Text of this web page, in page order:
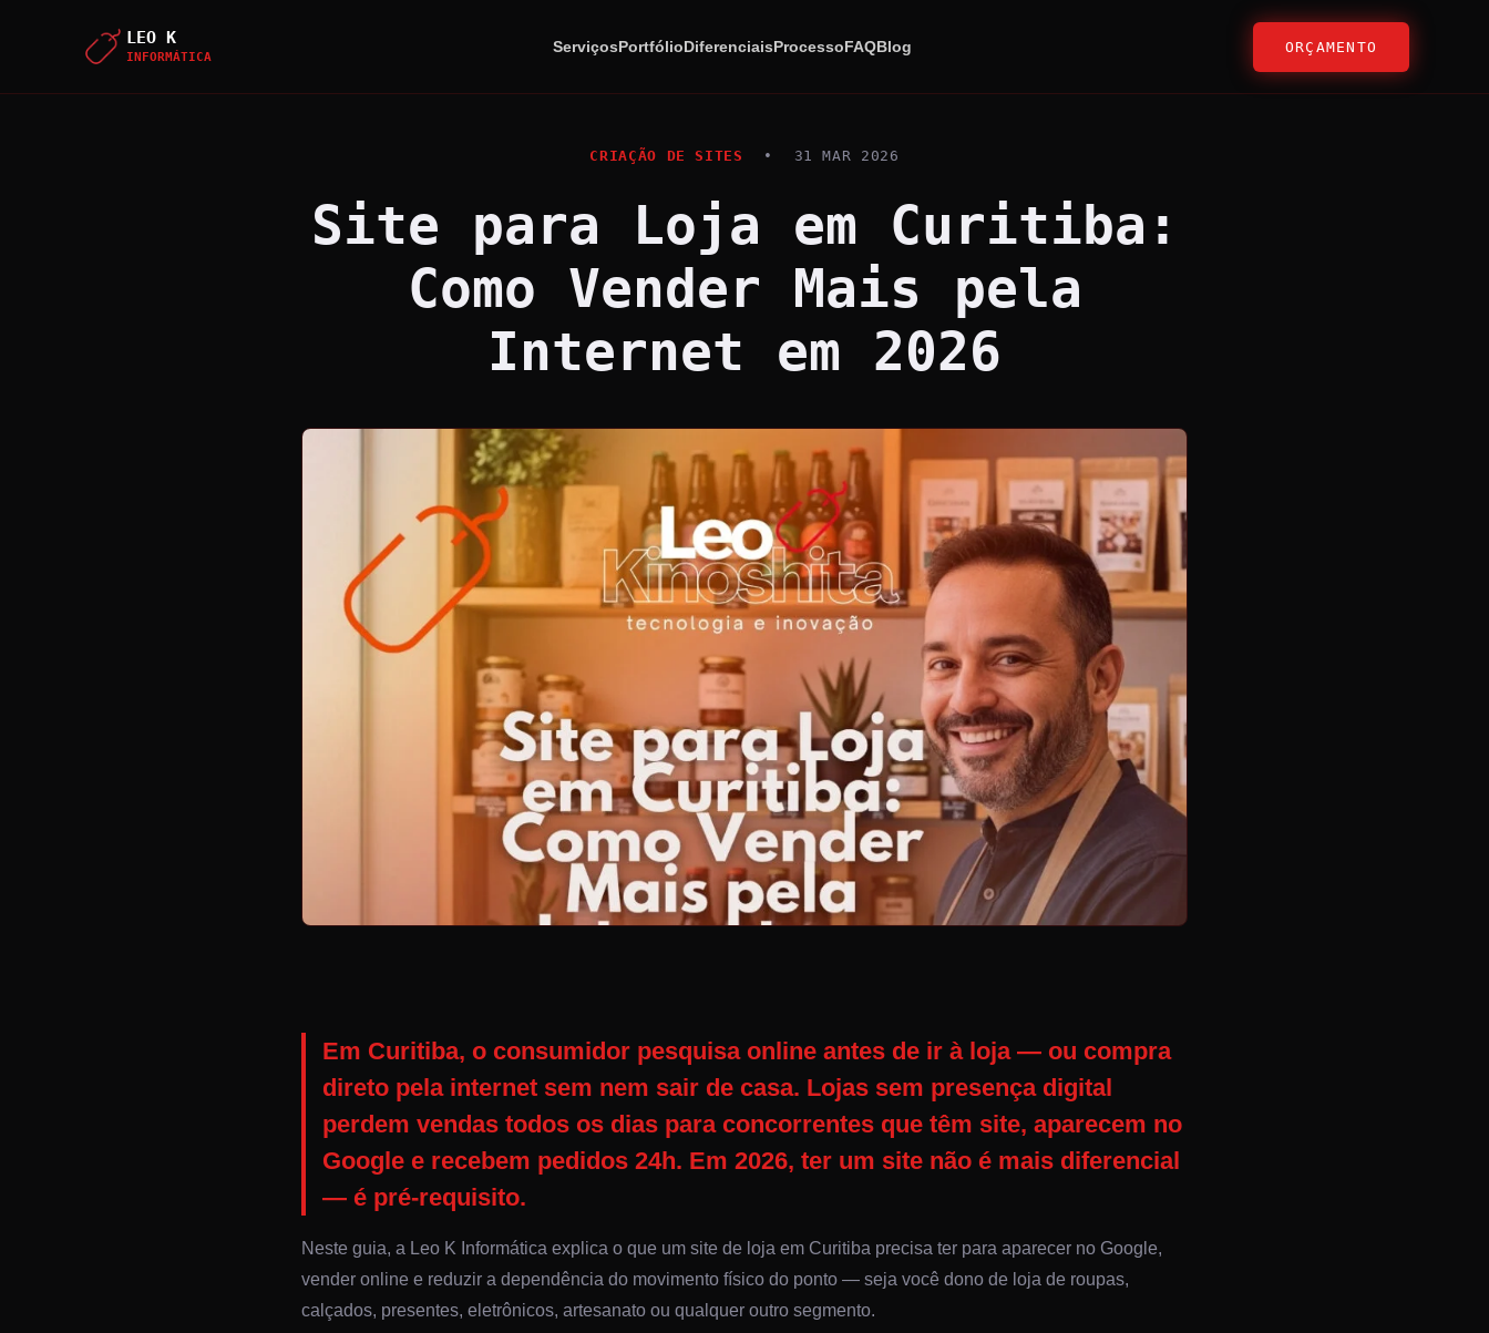
LEO K
INFORMÁTICA
ServiçosPortfólioDiferenciaisProcessoFAQBlog ORÇAMENTO
CRIAÇÃO DE SITES • 31 MAR 2026
Site para Loja em Curitiba:
Como Vender Mais pela
Internet em 2026
Em Curitiba, o consumidor pesquisa online antes de ir à loja — ou compra
direto pela internet sem nem sair de casa. Lojas sem presença digital
perdem vendas todos os dias para concorrentes que têm site, aparecem no
Google e recebem pedidos 24h. Em 2026, ter um site não é mais diferencial
— é pré-requisito.
Neste guia, a Leo K Informática explica o que um site de loja em Curitiba precisa ter para aparecer no Google,
vender online e reduzir a dependência do movimento físico do ponto — seja você dono de loja de roupas,
calçados, presentes, eletrônicos, artesanato ou qualquer outro segmento.